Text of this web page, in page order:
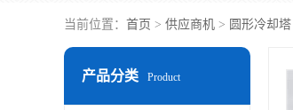
当前位置： 首页 > 供应商机 > 圆形冷却塔
产品分类 Product